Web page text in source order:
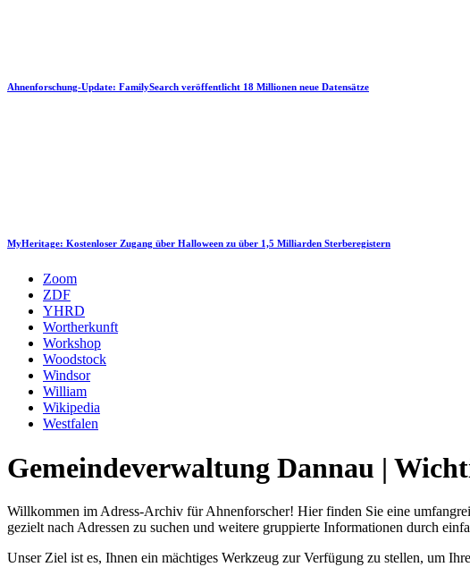
Ahnenforschung-Update: FamilySearch veröffentlicht 18 Millionen neue Datensätze
MyHeritage: Kostenloser Zugang über Halloween zu über 1,5 Milliarden Sterberegistern
Zoom
ZDF
YHRD
Wortherkunft
Workshop
Woodstock
Windsor
William
Wikipedia
Westfalen
Gemeindeverwaltung Dannau |
Willkommen im Adress-Archiv für Ahnenforscher! Hier finden Sie eine
gezielt nach Adressen zu suchen und weitere gruppierte Informationen durch
Unser Ziel ist es, Ihnen ein mächtiges Werkzeug zur Verfügung zu stellen, um